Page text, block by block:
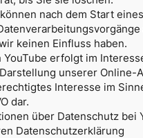
nach dem Start
keinen Einfluss haben.
YouTube erfolgt im
unserer Online-
Interesse im
dar.
über Datenschutz bei
Datenschutzerklärung